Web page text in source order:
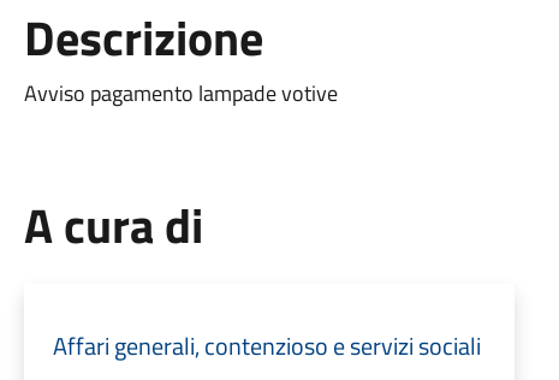
Descrizione
Avviso pagamento lampade votive
A cura di
Affari generali, contenzioso e servizi sociali